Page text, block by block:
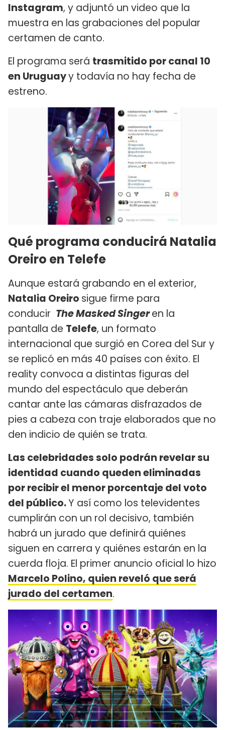
Instagram, y adjuntó un video que la
muestra en las grabaciones del popular
certamen de canto.
El programa será trasmitido por canal 10
en Uruguayy todavía no hay fecha de
estreno.
Qué programa conducirá Natalia
Oreiro en Telefe
Aunque estará grabando en el exterior,
Natalia Oreiro sigue firme para
conducir The Masked Singeren la
pantalla de Telefe, un formato
internacional que surgió en Corea del Sur y
se replicó en más 40 países con éxito. El
reality convoca a distintas figuras del
mundo del espectáculo que deberán
cantar ante las cámaras disfrazados de
pies a cabeza con traje elaborados que no
den indicio de quién se trata.
Las celebridades solo podrán revelar su
identidad cuando queden eliminadas
por recibir el menor porcentaje del voto
del público.Y así como los televidentes
cumplirán con un rol decisivo, también
habrá un jurado que definirá quiénes
siguen en carrera y quiénes estarán en la
cuerda floja. El primer anuncio oficial lo hizo
Marcelo Polino, quien reveló que será
jurado del certamen.